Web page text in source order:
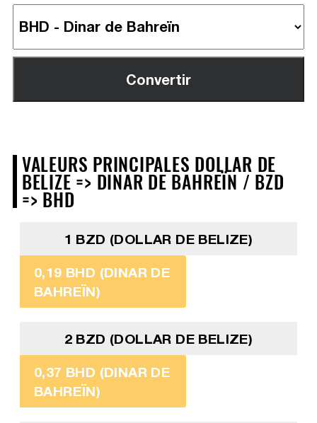
VALEURS PRINCIPALES DOLLAR DE
BELIZE => DINAR DE BAHREÏN / BZD
=> BHD
1 BZD (DOLLAR DE BELIZE)
0,19 BHD (DINAR DE
BAHREÏN)
2 BZD (DOLLAR DE BELIZE)
0,37 BHD (DINAR DE
BAHREÏN)